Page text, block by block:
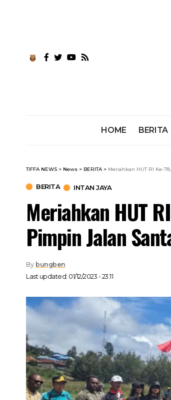
HOME BERITA
TIFFA NEWS > News > BERITA> Meriahkan HUT RI Ke-
BERITA INTAN JAYA
Meriahkan HUT
Pimpin Jalan
Last updated: 01/12/2023 - 23:11
By bungben